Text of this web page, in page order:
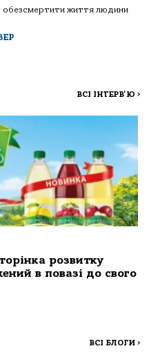
обезсмертити життя людини
ВСІ ІНТЕРВ'Ю >
розвитку
в повазі до свого
ВСІ БЛОГИ >